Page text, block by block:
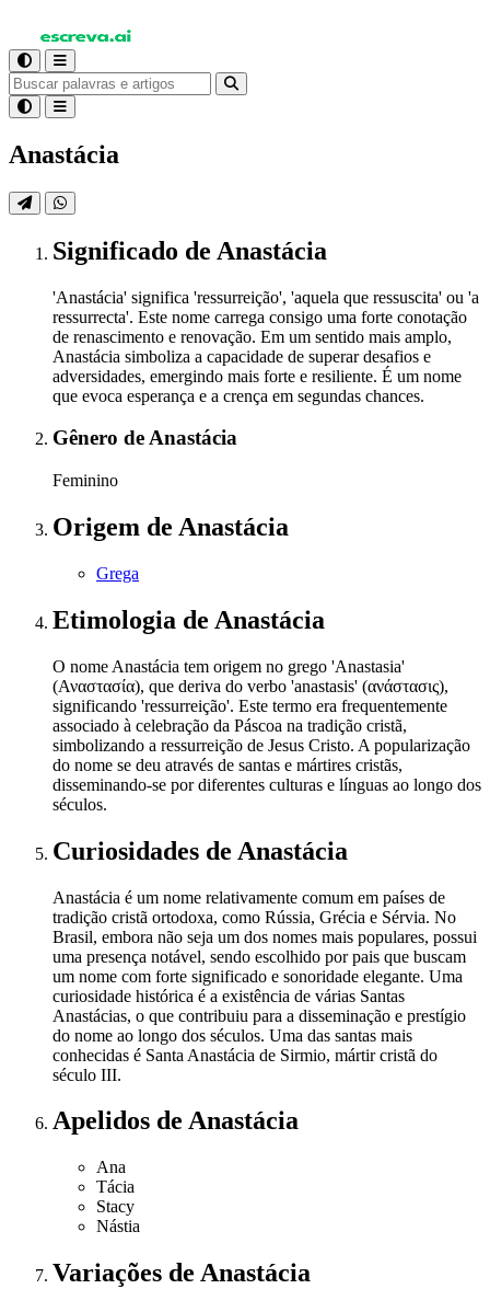
Anastácia
Significado de Anastácia
'Anastácia' significa 'ressurreição', 'aquela que ressuscita' ou 'a
ressurrecta'. Este nome carrega consigo uma forte conotação
de renascimento e renovação. Em um sentido mais amplo,
Anastácia simboliza a capacidade de superar desafios e
adversidades, emergindo mais forte e resiliente. É um nome
que evoca esperança e a crença em segundas chances.
Gênero de Anastácia
Feminino
Origem de Anastácia
Grega
Etimologia de Anastácia
O nome Anastácia tem origem no grego 'Anastasia'
(Αναστασία), que deriva do verbo 'anastasis' (ανάστασις),
significando 'ressurreição'. Este termo era frequentemente
associado à celebração da Páscoa na tradição cristã,
simbolizando a ressurreição de Jesus Cristo. A popularização
do nome se deu através de santas e mártires cristãs,
disseminando-se por diferentes culturas e línguas ao longo dos
séculos.
Curiosidades de Anastácia
Anastácia é um nome relativamente comum em países de
tradição cristã ortodoxa, como Rússia, Grécia e Sérvia. No
Brasil, embora não seja um dos nomes mais populares, possui
uma presença notável, sendo escolhido por pais que buscam
um nome com forte significado e sonoridade elegante. Uma
curiosidade histórica é a existência de várias Santas
Anastácias, o que contribuiu para a disseminação e prestígio
do nome ao longo dos séculos. Uma das santas mais
conhecidas é Santa Anastácia de Sirmio, mártir cristã do
século III.
Apelidos de Anastácia
Ana
Tácia
Stacy
Nástia
Variações de Anastácia